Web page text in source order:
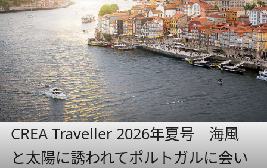
CREA Traveller 2026年夏号 海風
と太陽に誘われてポルトガルに会い